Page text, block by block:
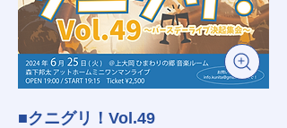
■クニグリ！Vol.49